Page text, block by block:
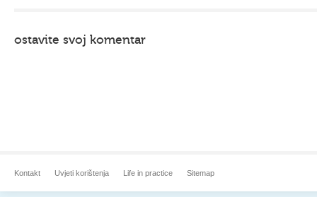
ostavite svoj komentar
Kontakt Uvjeti korištenja Life in practice Sitemap